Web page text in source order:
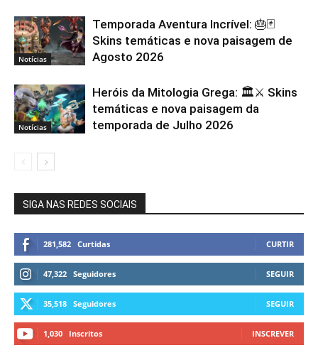
Notícias
Temporada Aventura Incrível: 🎂🃏
Skins temáticas e nova paisagem de
Agosto 2026
Notícias
Heróis da Mitologia Grega: 🏛️⚔️ Skins
temáticas e nova paisagem da
temporada de Julho 2026
SIGA NAS REDES SOCIAIS
281,582 Curtidas CURTIR
47,322 Seguidores SEGUIR
35,518 Seguidores SEGUIR
1,030 Inscritos INSCREVER